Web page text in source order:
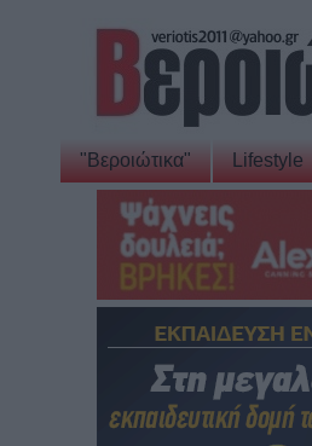
"Βεροιώτικα" Lifestyle